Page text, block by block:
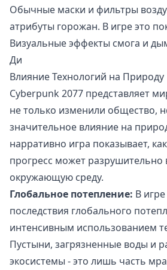
Обычные маски и фильтры
атрибуты горожан. В игре это
Визуальные эффекты смога и
Ди
Влияние Технологий на Природу
Cyberpunk 2077 представляет
не только изменили общество,
значительное влияние на
нарративно игра показывает,
прогресс может разрушительно
окружающую среду.
Глобальное потепление: В
последствия глобального
интенсивным использованием
Пустыни, загрязненные воды и
экосистемы - это лишь часть